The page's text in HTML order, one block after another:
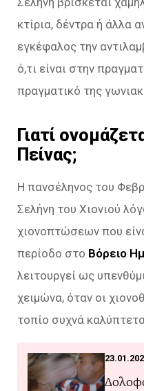
κτίρια, δέντρα ή άλλα
εγκέφαλος την
ό,τι είναι στην
πραγματικό της
Γιατί
Πείνας;
Η πανσέληνος του
Σελήνη του Χιονιού
χιονοπτώσεων που
περίοδο στο Βόρειο
λειτουργεί ως
χειμώνα, όταν οι
τοπίο συχνά